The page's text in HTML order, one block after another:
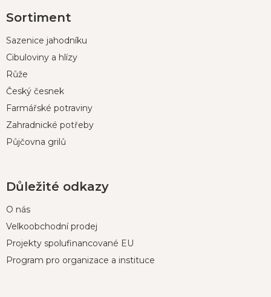
á
a
Sortiment
Sazenice jahodníku
Cibuloviny a hlízy
Růže
Český česnek
Farmářské potraviny
Zahradnické potřeby
Půjčovna grilů
Důležité odkazy
O nás
Velkoobchodní prodej
Projekty spolufinancované EU
Program pro organizace a instituce